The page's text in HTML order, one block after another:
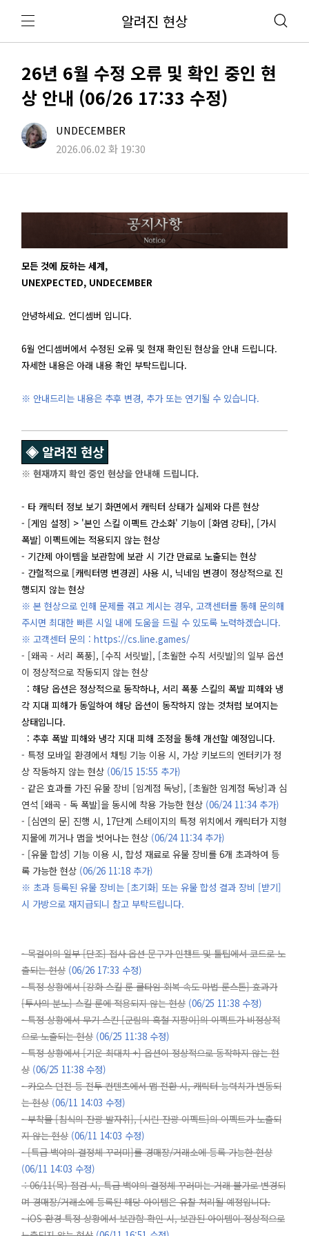
알려진 현상
26년 6월 수정 오류 및 확인 중인 현
상 안내 (06/26 17:33 수정)
UNDECEMBER
2026.06.02 화 19:30
모든 것에 反하는 세계,
UNEXPECTED, UNDECEMBER
안녕하세요. 언디셈버 입니다.
6월 언디셈버에서 수정된 오류 및 현재 확인된 현상을 안내 드립니다.
자세한 내용은 아래 내용 확인 부탁드립니다.
※ 안내드리는 내용은 추후 변경, 추가 또는 연기될 수 있습니다.
◈ 알려진 현상
※ 현재까지 확인 중인 현상을 안내해 드립니다.
- 타 캐릭터 정보 보기 화면에서 캐릭터 상태가 실제와 다른 현상
- [게임 설정] > '본인 스킬 이펙트 간소화' 기능이 [화염 강타], [가시
폭발] 이펙트에는 적용되지 않는 현상
- 기간제 아이템을 보관함에 보관 시 기간 만료로 노출되는 현상
- 간헐적으로 [캐릭터명 변경권] 사용 시, 닉네임 변경이 정상적으로 진
행되지 않는 현상
※ 본 현상으로 인해 문제를 겪고 계시는 경우, 고객센터를 통해 문의해
주시면 최대한 빠른 시일 내에 도움을 드릴 수 있도록 노력하겠습니다.
※ 고객센터 문의 : https://cs.line.games/
- [왜곡 - 서리 폭풍], [수직 서릿발], [초월한 수직 서릿발]의 일부 옵션
이 정상적으로 작동되지 않는 현상
: 해당 옵션은 정상적으로 동작하나, 서리 폭풍 스킬의 폭발 피해와 냉
각 지대 피해가 동일하여 해당 옵션이 동작하지 않는 것처럼 보여지는
상태입니다.
: 추후 폭발 피해와 냉각 지대 피해 조정을 통해 개선할 예정입니다.
- 특정 모바일 환경에서 채팅 기능 이용 시, 가상 키보드의 엔터키가 정
상 작동하지 않는 현상 (06/15 15:55 추가)
- 같은 효과를 가진 유물 장비 [임계점 독낭], [초월한 임계점 독낭]과 심
연석 [왜곡 - 독 폭발]을 동시에 착용 가능한 현상 (06/24 11:34 추가)
- [심연의 문] 진행 시, 17단계 스테이지의 특정 위치에서 캐릭터가 지형
지물에 끼거나 맵을 벗어나는 현상 (06/24 11:34 추가)
- [유물 합성] 기능 이용 시, 합성 재료로 유물 장비를 6개 초과하여 등
록 가능한 현상 (06/26 11:18 추가)
※ 초과 등록된 유물 장비는 [초기화] 또는 유물 합성 결과 장비 [받기]
시 가방으로 재지급되니 참고 부탁드립니다.
- 목걸이의 일부 [단조] 접사 옵션 문구가 인챈트 및 툴팁에서 코드로 노
출되는 현상 (06/26 17:33 수정)
- 특정 상황에서 [강화 스킬 룬 쿨타임 회복 속도 마법 룬스톤] 효과가
[투사의 분노] 스킬 룬에 적용되지 않는 현상 (06/25 11:38 수정)
- 특정 상황에서 무기 스킨 [군림의 흑철 지팡이]의 이펙트가 비정상적
으로 노출되는 현상 (06/25 11:38 수정)
- 특정 상황에서 [기운 최대치 +] 옵션이 정상적으로 동작하지 않는 현
상 (06/25 11:38 수정)
- 카오스 던전 등 전투 컨텐츠에서 맵 전환 시, 캐릭터 능력치가 변동되
는 현상 (06/11 14:03 수정)
-부착물 [침식의 잔광 발자취], [시린 잔광 이펙트]의 이펙트가 노출되
지 않는 현상 (06/11 14:03 수정)
- [특급 백야의 결정체 꾸러미]를 경매장/거래소에 등록 가능한 현상
(06/11 14:03 수정)
: 06/11(목) 점검 시, 특급 백야의 결정체 꾸러미는 거래 불가로 변경되
며 경매장/거래소에 등록된 해당 아이템은 유찰 처리될 예정입니다.
- iOS 환경 특정 상황에서 보관함 확인 시, 보관된 아이템이 정상적으로